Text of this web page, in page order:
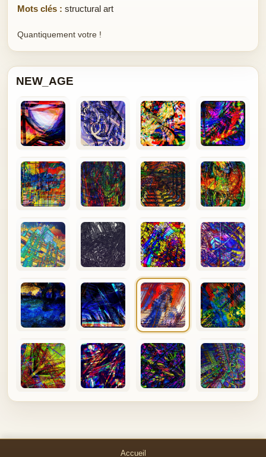
Mots clés : structural art
Quantiquement votre !
NEW_AGE
Accueil